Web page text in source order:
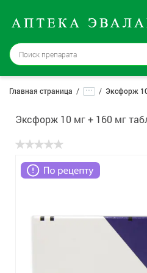
Москва→
12 аптек
Войти |
Регистрация
Доставка и оплата
Способ получения:
Лекарства
Главная страница ... Эксфорж
Эксфорж 10 мг + 160 мг